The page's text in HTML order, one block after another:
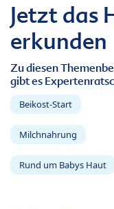
Jetzt das
erkunden
Zu diesen
gibt es
Beikost-Start
Milchnahrung
Rund um Babys Haut